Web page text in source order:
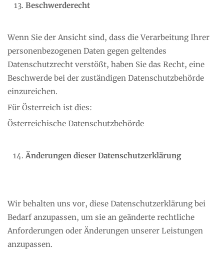
Beschwerderecht
Wenn Sie der Ansicht sind, dass die Verarbeitung Ihrer
personenbezogenen Daten gegen geltendes
Datenschutzrecht verstößt, haben Sie das Recht, eine
Beschwerde bei der zuständigen Datenschutzbehörde
einzureichen.
Für Österreich ist dies:
Österreichische Datenschutzbehörde
Änderungen dieser Datenschutzerklärung
Wir behalten uns vor, diese Datenschutzerklärung bei
Bedarf anzupassen, um sie an geänderte rechtliche
Anforderungen oder Änderungen unserer Leistungen
anzupassen.